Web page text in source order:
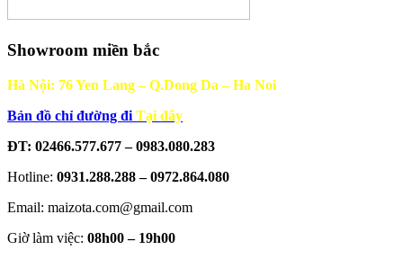
Showroom miền bắc
Hà Nội: 76 Yen Lang – Q.Dong Da – Ha Noi
Bản đồ chỉ đường đi Tại đây
ĐT: 02466.577.677 – 0983.080.283
Hotline: 0931.288.288 – 0972.864.080
Email: maizota.com@gmail.com
Giờ làm việc: 08h00 – 19h00